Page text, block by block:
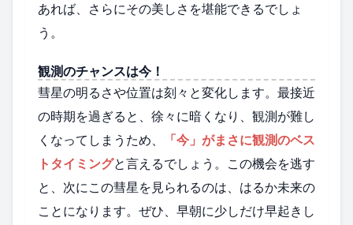
あれば、さらにその美しさを堪能できるでしょ
う。
観測のチャンスは今！
彗星の明るさや位置は刻々と変化します。最接近
の時期を過ぎると、徐々に暗くなり、観測が難し
くなってしまうため、
「今」がまさに観測のベス
トタイミングと言えるでしょう。この機会を逃す
と、次にこの彗星を見られるのは、はるか未来の
ことになります。ぜひ、早朝に少しだけ早起きし